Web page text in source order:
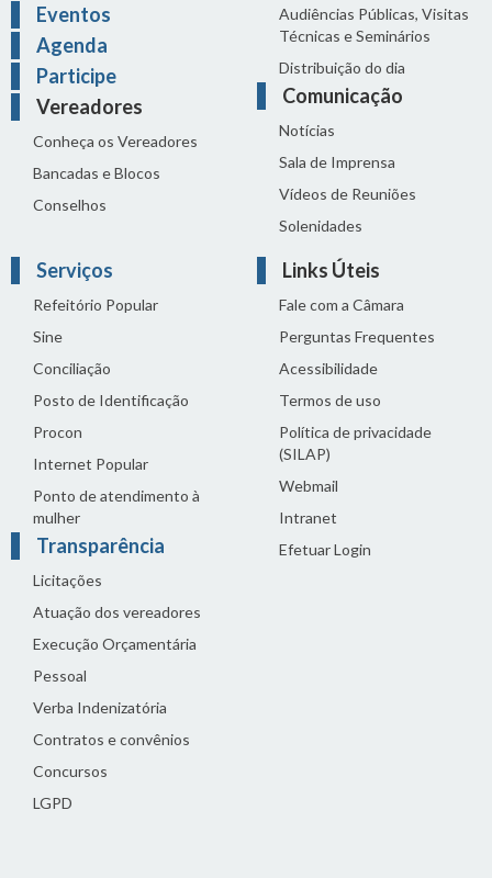
Eventos
Agenda
Participe
Vereadores
Conheça os Vereadores
Bancadas e Blocos
Conselhos
Audiências Públicas, Visitas
Técnicas e Seminários
Distribuição do dia
Comunicação
Notícias
Sala de Imprensa
Vídeos de Reuniões
Solenidades
Serviços
Refeitório Popular
Sine
Conciliação
Posto de Identificação
Procon
Internet Popular
Ponto de atendimento à
mulher
Transparência
Licitações
Atuação dos vereadores
Execução Orçamentária
Pessoal
Verba Indenizatória
Contratos e convênios
Concursos
LGPD
Links Úteis
Fale com a Câmara
Perguntas Frequentes
Acessibilidade
Termos de uso
Política de privacidade
(SILAP)
Webmail
Intranet
Efetuar Login